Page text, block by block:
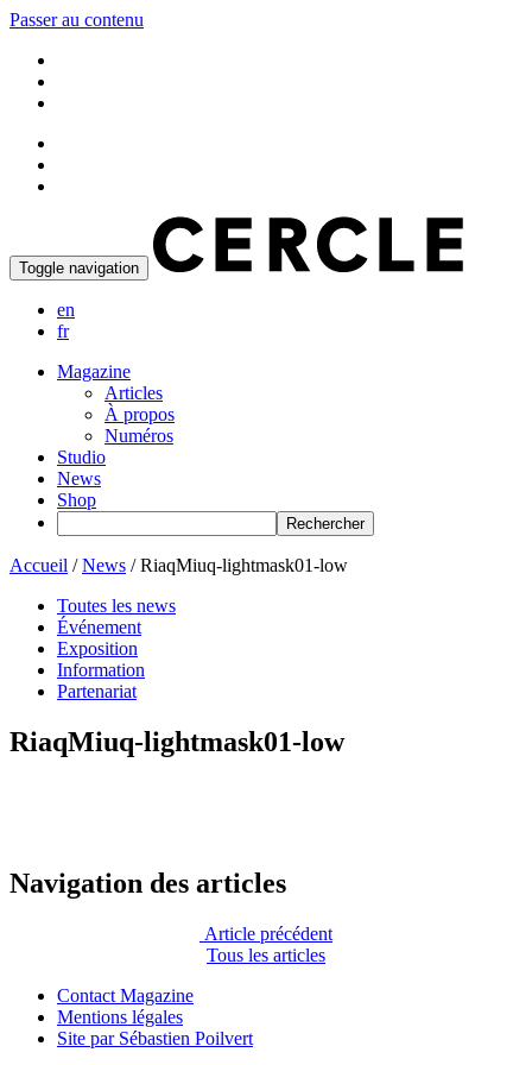
Passer au contenu
Toggle navigation
en
fr
Magazine
Articles
À propos
Numéros
Studio
News
Shop
Accueil /News /RiaqMiuq-lightmask01-low
Toutes les news
Événement
Exposition
Information
Partenariat
RiaqMiuq-lightmask01-low
Navigation des articles
Article précédent
Tous les articles
Contact Magazine
Mentions légales
Site par Sébastien Poilvert